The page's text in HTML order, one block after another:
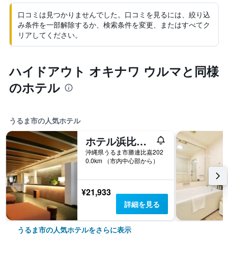
口コミは見つかりませんでした。口コミを見るには、絞り込
み条件を一部解除するか、検索条件を変更、またはすべてク
リアしてください。
ハイドアウト オキナワ ウルマと同様
のホテル
うるま市の人気ホテル
ホテル浜比嘉島リゾート
沖縄県うるま市勝連比嘉202
0.0km （市内中心部から）
¥21,933
詳細を見る
うるま市の人気ホテルをさらに表示